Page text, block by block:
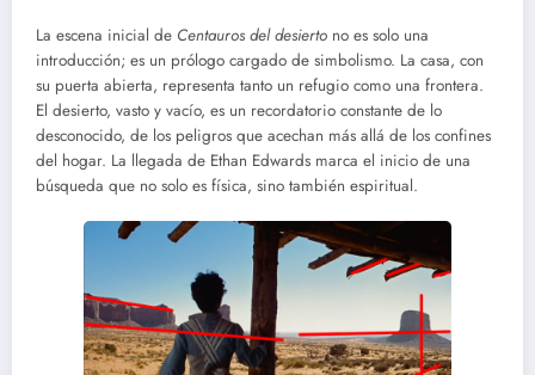
La escena inicial de Centauros del desierto no es solo una
introducción; es un prólogo cargado de simbolismo. La casa, con
su puerta abierta, representa tanto un refugio como una frontera.
El desierto, vasto y vacío, es un recordatorio constante de lo
desconocido, de los peligros que acechan más allá de los confines
del hogar. La llegada de Ethan Edwards marca el inicio de una
búsqueda que no solo es física, sino también espiritual.